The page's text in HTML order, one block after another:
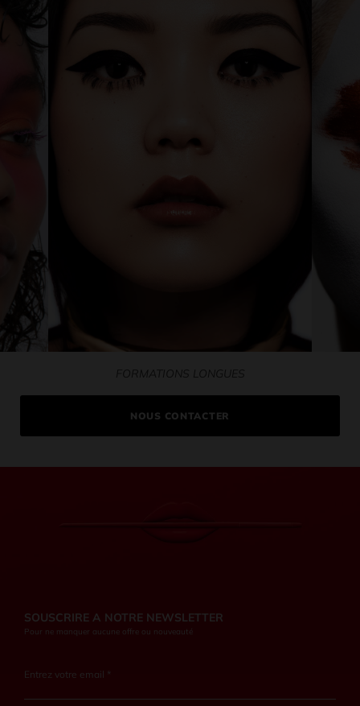
NOUS CONTACTER
SOUSCRIRE A NOTRE NEWSLETTER
Pour ne manquer aucune offre ou nouveauté
Entrez votre email *